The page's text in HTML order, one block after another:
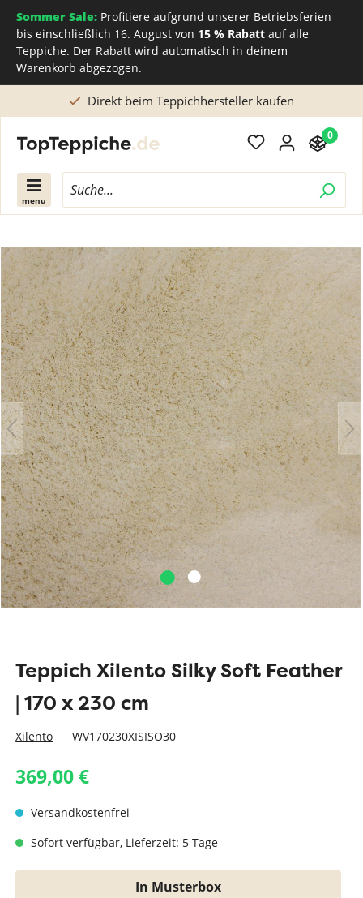
Sommer Sale: Profitiere aufgrund unserer Betriebsferien
bis einschließlich 16. August von 15 % Rabatt auf alle
Teppiche. Der Rabatt wird automatisch in deinem
Warenkorb abgezogen.
Direkt beim Teppichhersteller kaufen
menu
0
Teppich Xilento Silky Soft Feather
| 170 x 230 cm
Xilento WV170230XISISO30
369,00 €
Versandkostenfrei
Sofort verfügbar, Lieferzeit: 5 Tage
In Musterbox